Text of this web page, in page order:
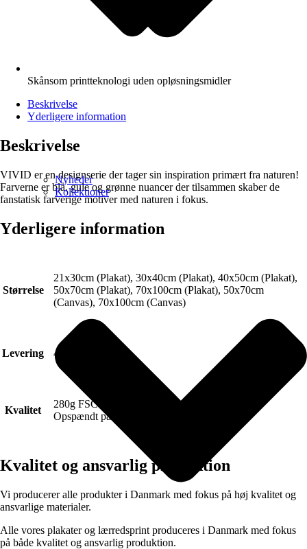
Nyheder
Kollektioner
Skånsom printteknologi uden opløsningsmidler
Beskrivelse
Yderligere information
Beskrivelse
VIVID er en designserie der tager sin inspiration primært fra naturen!
Farverne er blå, gule og grønne nuancer der tilsammen skaber de
fanstatisk farverige motiver med naturen i fokus.
Yderligere information
Størrelse
21x30cm (Plakat), 30x40cm (Plakat), 40x50cm (Plakat),
50x70cm (Plakat), 70x100cm (Plakat), 50x70cm
(Canvas), 70x100cm (Canvas)
Levering 4-6 hverdage.
Kvalitet
280g FSC Certificeret Art canvas (Lærred).
Opspændt på blindramme.
Kvalitet og ansvarlig produktion
Vi producerer alle produkter i Danmark med fokus på høj kvalitet og
ansvarlige materialer.
Alle vores plakater og lærredsprint produceres i Danmark med fokus
på både kvalitet og ansvarlig produktion.